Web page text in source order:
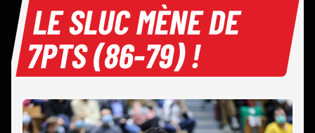
LE SLUC MÈNE DE
7PTS (86-79) !